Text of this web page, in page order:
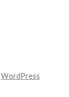
WordPress